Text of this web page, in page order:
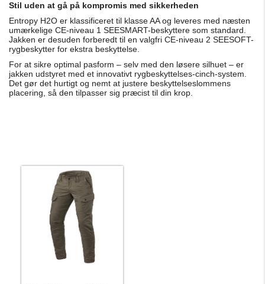
Stil uden at gå på kompromis med sikkerheden
Entropy H2O er klassificeret til klasse AA og leveres med næsten
umærkelige CE-niveau 1 SEESMART-beskyttere som standard.
Jakken er desuden forberedt til en valgfri CE-niveau 2 SEESOFT-
rygbeskytter for ekstra beskyttelse.
For at sikre optimal pasform – selv med den løsere silhuet – er
jakken udstyret med et innovativt rygbeskyttelses-cinch-system.
Det gør det hurtigt og nemt at justere beskyttelseslommens
placering, så den tilpasser sig præcist til din krop.